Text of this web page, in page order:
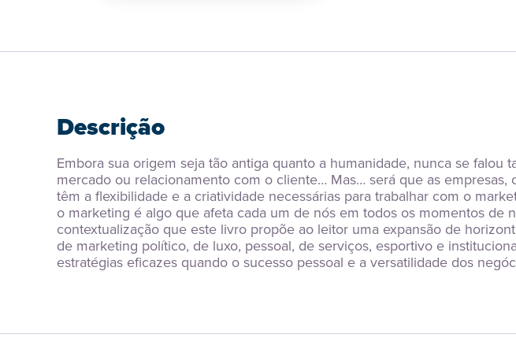
Descrição
Embora sua origem seja tão antiga quanto a humanidade, nunca se
mercado ou relacionamento com o cliente… Mas… será que as
têm a flexibilidade e a criatividade necessárias para trabalhar com o
o marketing é algo que afeta cada um de nós em todos os momentos de
contextualização que este livro propõe ao leitor uma expansão de
de marketing político, de luxo, pessoal, de serviços, esportivo e
estratégias eficazes quando o sucesso pessoal e a versatilidade dos